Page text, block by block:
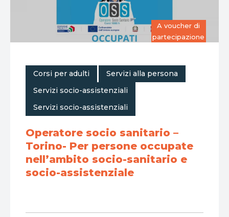
A voucher di
partecipazione
Corsi per adulti Servizi alla persona
Servizi socio-assistenziali
Servizi socio-assistenziali
Operatore socio sanitario –
Torino- Per persone occupate
nell’ambito socio-sanitario e
socio-assistenziale